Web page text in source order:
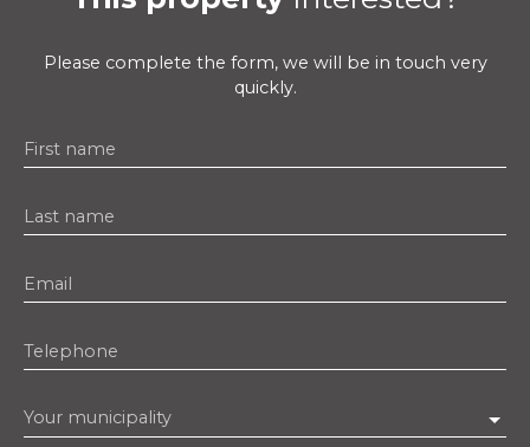
Please complete the form, we will be in touch very
quickly.
First name
Last name
Email
Telephone
Your municipality